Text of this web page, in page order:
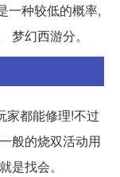
一种较低的概率,
梦幻西游分。
家都能修理!不过
般的烧双活动用
是找会。